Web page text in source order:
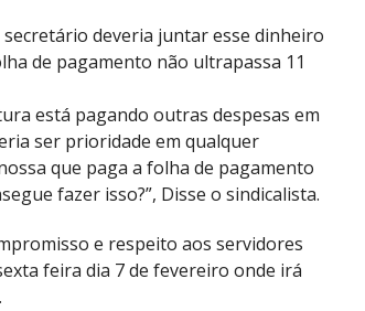
secretário deveria juntar esse dinheiro
de pagamento não ultrapassa 11
está pagando outras despesas em
ser prioridade em qualquer
que paga a folha de pagamento
fazer isso?”, Disse o sindicalista.
e respeito aos servidores
feira dia 7 de fevereiro onde irá